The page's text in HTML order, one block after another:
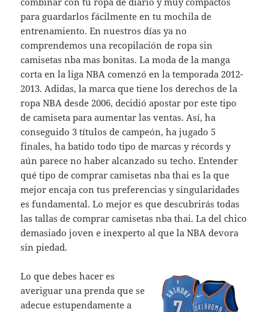
para guardarlos fácilmente en tu mochila de
entrenamiento. En nuestros días ya no
comprendemos una recopilación de ropa sin
camisetas nba mas bonitas. La moda de la manga
corta en la liga NBA comenzó en la temporada 2012-
2013. Adidas, la marca que tiene los derechos de la
ropa NBA desde 2006, decidió apostar por este tipo
de camiseta para aumentar las ventas. Así, ha
conseguido 3 títulos de campeón, ha jugado 5
finales, ha batido todo tipo de marcas y récords y
aún parece no haber alcanzado su techo. Entender
qué tipo de comprar camisetas nba thai es la que
mejor encaja con tus preferencias y singularidades
es fundamental. Lo mejor es que descubrirás todas
las tallas de comprar camisetas nba thai. La del chico
demasiado joven e inexperto al que la NBA devora
sin piedad.
Lo que debes hacer es
averiguar una prenda que se
adecue estupendamente a